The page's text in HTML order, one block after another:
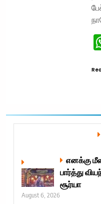
எனக்கு
பார்த்து
சூர்யா
August 6, 2026